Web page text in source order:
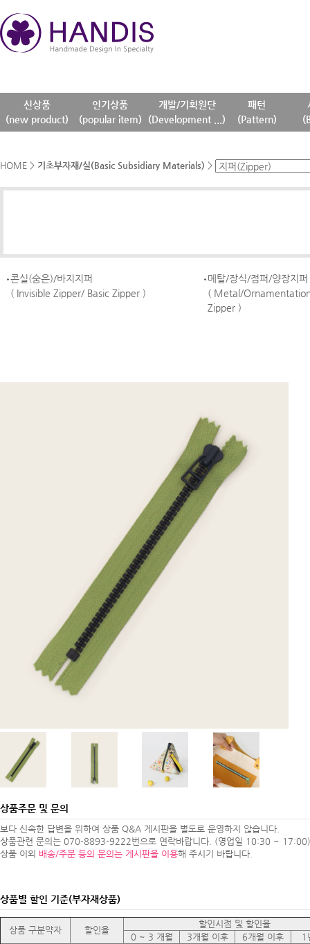
신상품
(new product)
인기상품
(popular item)
개발/기획원단
(Development ...)
패턴
(Pattern)
HOME > 기초부자재/실(Basic Subsidiary Materials) >
콘실(숨은)/바지지퍼
( Invisible Zipper/ Basic Zipper )
메탈/장식/점퍼/양장지퍼
( Metal/
Zipper )
상품주문 및 문의
보다 신속한 답변을 위하여 상품 Q&A 게시판을 별도로 운영하지 않습니다.
상품관련 문의는 070-8893-9222번으로 연락바랍니다. (영업일 10:30 ~ 17:00)
상품 이외 배송/주문 등의 문의는 게시판을 이용해 주시기 바랍니다.
상품별 할인 기준(부자재상품)
상품 구분약자 할인율
할인시점 및 할인율
0 ~ 3 개월
3개월 이후 6개월 이후
1